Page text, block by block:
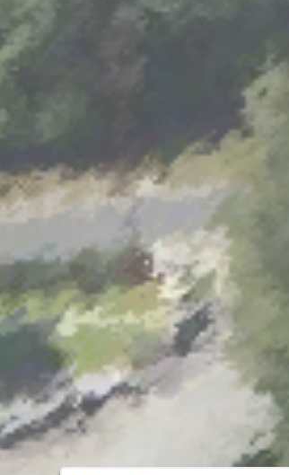
PERMIS DE CONSTRUIRE-
Depuis le 3 janvier 2022, vous
pour
d’autorisation
(Permis de construire,
déclaration préalable et certificat
mêmes garanties de
et de prise en compte de votre
Nous vous proposons un
particuliers comme aux
saisir et déposer toutes les
directement en
à tout moment et où que vous
d’une démarche
Plus besoin d’imprimer vos
exemplaires, d’envoyer des plis en
accusé de
ou de vous déplacer aux horaires
mairie : en déposant en ligne,
économies de